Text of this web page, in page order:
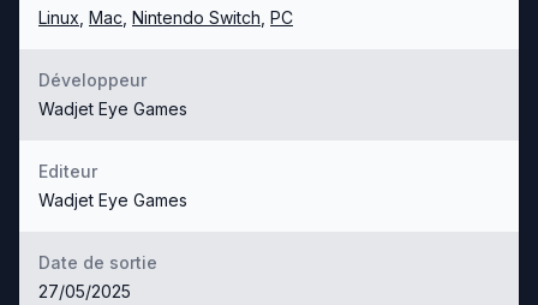
Linux Mac Nintendo Switch PC
Développeur
Wadjet Eye Games
Editeur
Wadjet Eye Games
Date de sortie
27/05/2025